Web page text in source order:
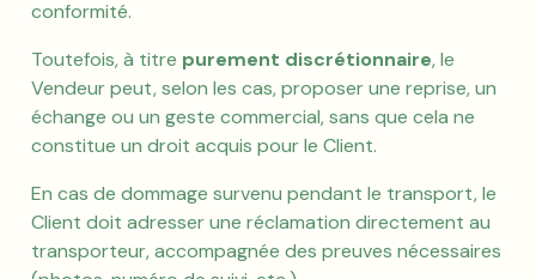
conformité.
Toutefois, à titre purement discrétionnaire, le
Vendeur peut, selon les cas, proposer une reprise, un
échange ou un geste commercial, sans que cela ne
constitue un droit acquis pour le Client.
En cas de dommage survenu pendant le transport, le
Client doit adresser une réclamation directement au
transporteur, accompagnée des preuves nécessaires